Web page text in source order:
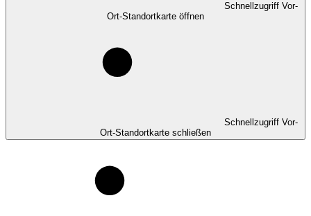
Schnellzugriff Vor-
Ort-Standortkarte öffnen
Schnellzugriff Vor-
Ort-Standortkarte schließen